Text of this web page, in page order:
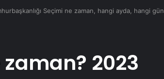
Seçimi ne zaman, hangi ayda, hangi gün,
2023